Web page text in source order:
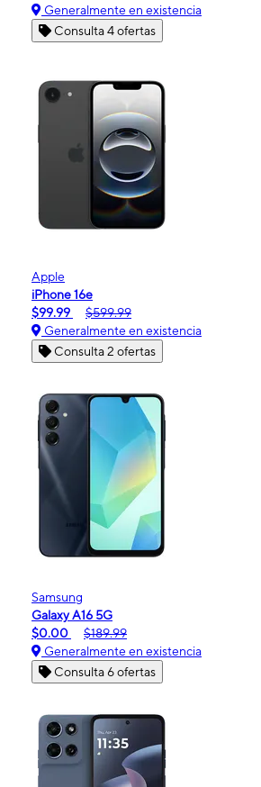
Generalmente en existencia
Consulta 4 ofertas
Apple
iPhone 16e
$99.99
$599.99
Generalmente en existencia
Consulta 2 ofertas
Samsung
Galaxy A16 5G
$0.00
$189.99
Generalmente en existencia
Consulta 6 ofertas